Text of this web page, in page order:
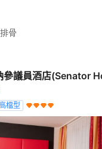
骨
參議員酒店(Senator
檔型